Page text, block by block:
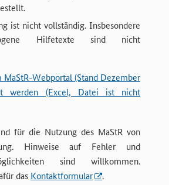
ist nicht vollständig. Insbesondere
Hilfetexte sind nicht
Webportal (Stand Dezember
werden (Excel, Datei ist nicht
für die Nutzung des MaStR von
Hinweise auf Fehler und
sind willkommen.
das Kontaktformular .